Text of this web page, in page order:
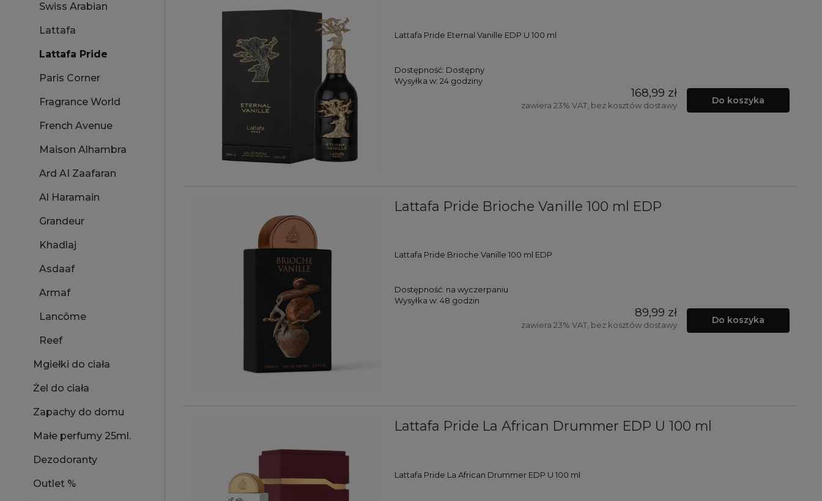
Swiss Arabian
Lattafa
Lattafa Pride
Paris Corner
Fragrance World
French Avenue
Maison Alhambra
Ard AI Zaafaran
Al Haramain
Grandeur
Khadlaj
Asdaaf
Armaf
Lancôme
Reef
Mgiełki do ciała
Żel do ciała
Zapachy do domu
Małe perfumy 25ml.
Dezodoranty
Outlet %
Lattafa Pride Eternal Vanille EDP U 100 ml
Dostępność: Dostępny
Wysyłka w: 24 godziny
168,99 zł
zawiera 23% VAT, bez kosztów dostawy Do koszyka
Lattafa Pride Brioche Vanille 100 ml EDP
Lattafa Pride Brioche Vanille 100 ml EDP
Dostępność: na wyczerpaniu
Wysyłka w: 48 godzin
89,99 zł
zawiera 23% VAT, bez kosztów dostawy Do koszyka
Lattafa Pride La African Drummer EDP U 100 ml
Lattafa Pride La African Drummer EDP U 100 ml